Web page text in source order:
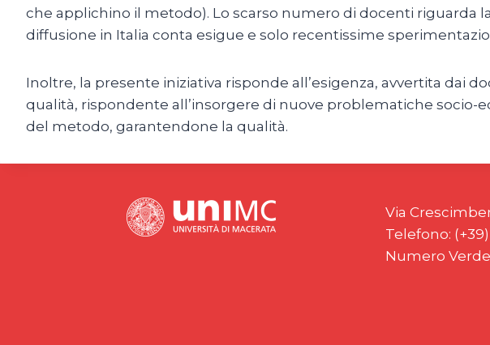
che applichino il metodo). Lo scarso numero di docenti riguarda
diffusione in Italia conta esigue e solo recentissime
Inoltre, la presente iniziativa risponde all’esigenza, avvertita dai
qualità, rispondente all’insorgere di nuove problematiche socio-
del metodo, garantendone la qualità.
Via
Telefono: (+39)
Numero Verde